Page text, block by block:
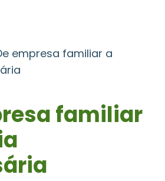
empresa familiar a
familiar